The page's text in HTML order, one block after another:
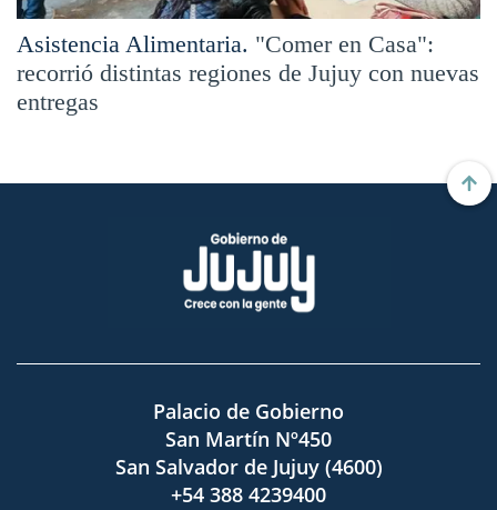
Asistencia Alimentaria. "Comer en Casa":
recorrió distintas regiones de Jujuy con nuevas
entregas
Palacio de Gobierno
San Martín Nº450
San Salvador de Jujuy (4600)
+54 388 4239400